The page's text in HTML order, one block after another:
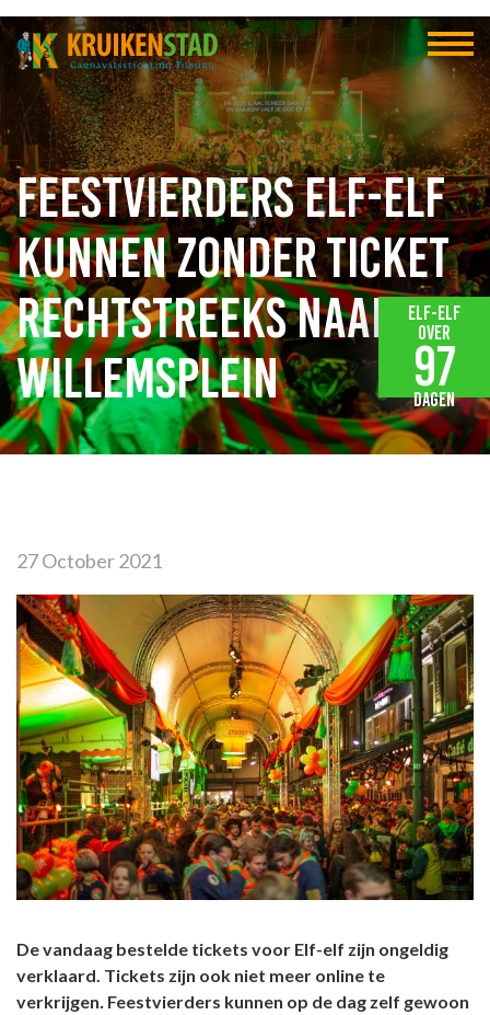
Feestvierders Elf-elf
kunnen zonder ticket
rechtstreeks naar
Willemsplein
27 October 2021
De vandaag bestelde tickets voor Elf-elf zijn ongeldig
verklaard. Tickets zijn ook niet meer online te
verkrijgen. Feestvierders kunnen op de dag zelf gewoon
Elf-elf
over
97
dagen